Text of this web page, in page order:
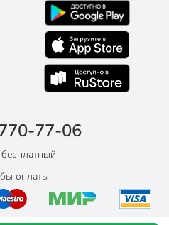
77-06
бесплатный
оплаты